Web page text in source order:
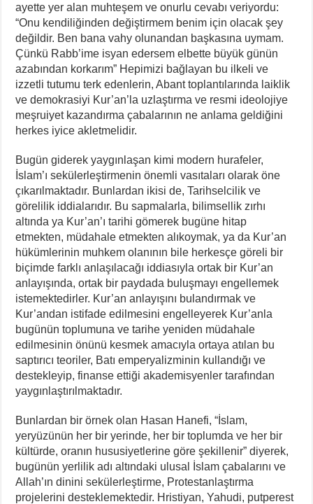
ayette yer alan muhteşem ve onurlu cevabı veriyordu:
“Onu kendiliğinden değiştirmem benim için olacak şey
değildir. Ben bana vahy olunandan başkasına uymam.
Çünkü Rabb’ime isyan edersem elbette büyük günün
azabından korkarım” Hepimizi bağlayan bu ilkeli ve
izzetli tutumu terk edenlerin, Abant toplantılarında laiklik
ve demokrasiyi Kur’an’la uzlaştırma ve resmi ideolojiye
meşruiyet kazandırma çabalarının ne anlama geldiğini
herkes iyice akletmelidir.
Bugün giderek yaygınlaşan kimi modern hurafeler,
İslam’ı sekülerleştirmenin önemli vasıtaları olarak öne
çıkarılmaktadır. Bunlardan ikisi de, Tarihselcilik ve
görelilik iddialarıdır. Bu sapmalarla, bilimsellik zırhı
altında ya Kur’an’ı tarihi gömerek bugüne hitap
etmekten, müdahale etmekten alıkoymak, ya da Kur’an
hükümlerinin muhkem olanının bile herkesçe göreli bir
biçimde farklı anlaşılacağı iddiasıyla ortak bir Kur’an
anlayışında, ortak bir paydada buluşmayı engellemek
istemektedirler. Kur’an anlayışını bulandırmak ve
Kur’andan istifade edilmesini engelleyerek Kur’anla
bugünün toplumuna ve tarihe yeniden müdahale
edilmesinin önünü kesmek amacıyla ortaya atılan bu
saptırıcı teoriler, Batı emperyalizminin kullandığı ve
destekleyip, finanse ettiği akademisyenler tarafından
yaygınlaştırılmaktadır.
Bunlardan bir örnek olan Hasan Hanefi, “İslam,
yeryüzünün her bir yerinde, her bir toplumda ve her bir
kültürde, oranın hususiyetlerine göre şekillenir” diyerek,
bugünün yerlilik adı altındaki ulusal İslam çabalarını ve
Allah’ın dinini sekülerleştirme, Protestanlaştırma
projelerini desteklemektedir. Hristiyan, Yahudi, putperest